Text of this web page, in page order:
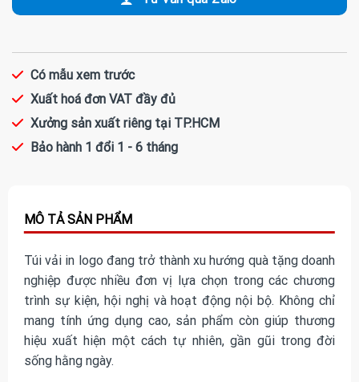
Có mẫu xem trước
Xuất hoá đơn VAT đầy đủ
Xưởng sản xuất riêng tại TP.HCM
Bảo hành 1 đổi 1 - 6 tháng
Túi vải in logo đang trở thành xu hướng quà tặng doanh
nghiệp được nhiều đơn vị lựa chọn trong các chương
trình sự kiện, hội nghị và hoạt động nội bộ. Không chỉ
mang tính ứng dụng cao, sản phẩm còn giúp thương
hiệu xuất hiện một cách tự nhiên, gần gũi trong đời
sống hằng ngày.